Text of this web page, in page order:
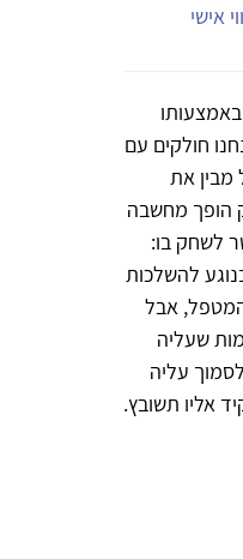
אישי
כבסיס למשחק, שבאמצעותו
חולקים עם
מבין את
הופך מחשבה
לשחק בו:
להשלכות
אבל
שעליה
עליה
אליו תשובץ.